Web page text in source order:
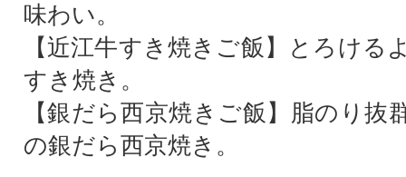
味わい。
【近江牛すき焼きご飯】とろける
すき焼き。
【銀だら西京焼きご飯】脂のり抜
の銀だら西京焼き。